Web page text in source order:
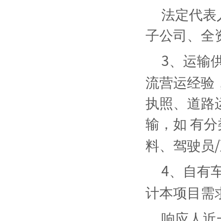
法定代表
子公司、全
3、运输
流营运经验
执照、道路
输，如 有分
料、驾驶员 /
4、自有
计本项目需